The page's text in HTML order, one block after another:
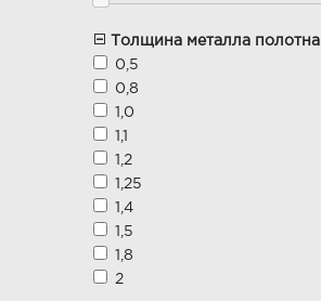
Толщина металла полотна
0,5
0,8
1,0
1,1
1,2
1,25
1,4
1,5
1,8
2